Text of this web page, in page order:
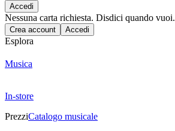
Accedi
Nessuna carta richiesta. Disdici quando vuoi.
Crea account Accedi
Esplora
Musica
In-store
PrezziCatalogo musicale